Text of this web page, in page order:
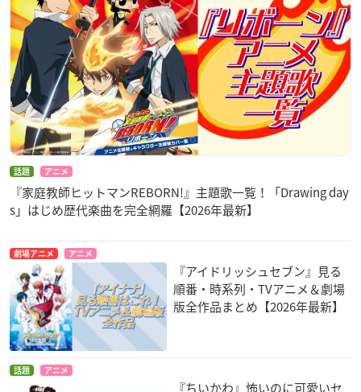
話題 アニメ
『家庭教師ヒットマンREBORN!』主題歌一覧！「Drawing day
s」はじめ歴代楽曲を完全網羅【2026年最新】
劇場アニメ アニメ
『アイドリッシュセブン』見る
順番・時系列・TVアニメ＆劇場
版全作品まとめ【2026年最新】
話題 アニメ
『ちいかわ』怖いのに可愛いセ